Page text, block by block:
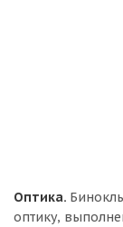
Оптика.
оптику,